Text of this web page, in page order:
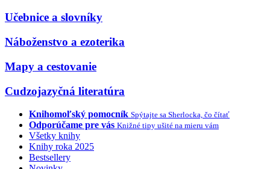
Učebnice a slovníky
Náboženstvo a ezoterika
Mapy a cestovanie
Cudzojazyčná literatúra
Knihomoľský pomocník Spýtajte sa Sherlocka, čo čítať
Odporúčame pre vás Knižné tipy ušité na mieru vám
Všetky knihy
Knihy roka 2025
Bestsellery